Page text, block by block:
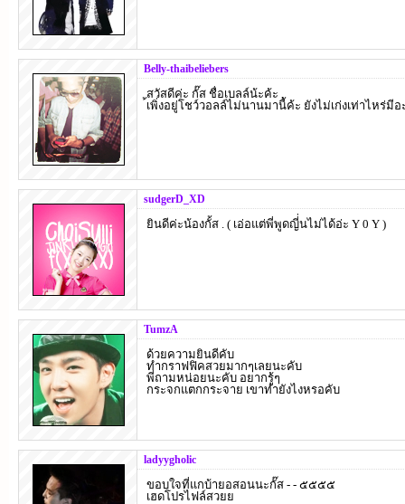
Belly-thaibeliebers
สวัสดีค่ะ กั๊ส ชื่อเบลล์น้ะค้ะ ,
เพิ่งอยู่โชว์วอลล์ไม่นานมานี้ค้ะ ยังไม่เก่งเท่าไหร่มีอ
sudgerD_XD
ยินดีค่ะน้องกั้ส . ( เอ่อแต่พี่พูดญี่่นไม่ได้อ่ะ Y 0 Y )
TumzA
ด้วยความยินดีคับ
ทำกราฟฟิคสวยมากๆเลยนะคับ
พี่ถามหน่อยนะคับ อยากรู้ๆ
กระจกแตกกระจาย เขาทำยังไงหรอคับ
ladyygholic
ขอบใจที่แกบ้ายอสอนนะกั๊ส - - ๕๕๕๕
เฮดโปรไฟล์สวยย